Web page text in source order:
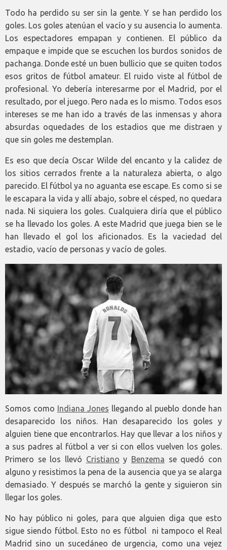
Todo ha perdido su ser sin la gente. Y se han perdido los
goles. Los goles atenúan el vacío y su ausencia lo aumenta.
Los espectadores empapan y contienen. El público da
empaque e impide que se escuchen los burdos sonidos de
pachanga. Donde esté un buen bullicio que se quiten todos
esos gritos de fútbol amateur. El ruido viste al fútbol de
profesional. Yo debería interesarme por el Madrid, por el
resultado, por el juego. Pero nada es lo mismo. Todos esos
intereses se me han ido a través de las inmensas y ahora
absurdas oquedades de los estadios que me distraen y
que sin goles me destemplan.
Es eso que decía Oscar Wilde del encanto y la calidez de
los sitios cerrados frente a la naturaleza abierta, o algo
parecido. El fútbol ya no aguanta ese escape. Es como si se
le escapara la vida y allí abajo, sobre el césped, no quedara
nada. Ni siquiera los goles. Cualquiera diría que el público
se ha llevado los goles. A este Madrid que juega bien se le
han llevado el gol los aficionados. Es la vaciedad del
estadio, vacío de personas y vacío de goles.
Somos como Indiana Jones llegando al pueblo donde han
desaparecido los niños. Han desaparecido los goles y
alguien tiene que encontrarlos. Hay que llevar a los niños y
a sus padres al fútbol a ver si con ellos vuelven los goles.
Primero se los llevó Cristiano y Benzema se quedó con
alguno y resistimos la pena de la ausencia que ya se alarga
demasiado. Y después se marchó la gente y siguieron sin
llegar los goles.
No hay público ni goles, para que alguien diga que esto
sigue siendo fútbol. Esto no es fútbol ni tampoco el Real
Madrid sino un sucedáneo de urgencia, como una vejez